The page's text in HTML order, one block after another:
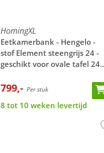
HomingXL
Eetkamerbank - Hengelo -
stof Element steengrijs 24 -
geschikt voor ovale tafel 240
799,- Per stuk
8 tot 10 weken levertijd